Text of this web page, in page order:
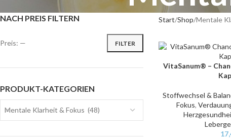
NACH PREIS FILTERN
FILTER
Preis: —
PRODUKT-KATEGORIEN
Mentale Klarheit & Fokus (48)
Start Shop Mentale
IN DEN WARENKORB
VitaSanum® –
Stoffwechsel &
Fokus,